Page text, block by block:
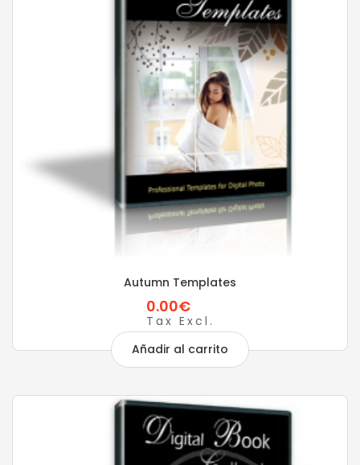
Autumn Templates
0.00€
Tax Excl.
Añadir al carrito